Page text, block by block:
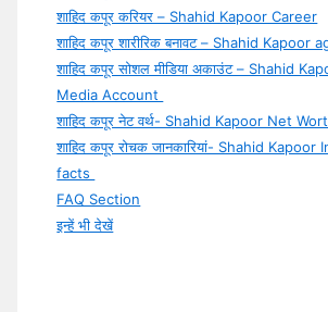
शाहिद कपूर करियर – Shahid Kapoor Career
शाहिद कपूर शारीरिक बनावट – Shahid Kapoor
शाहिद कपूर सोशल मीडिया अकाउंट – Shahid
Media Account
शाहिद कपूर नेट वर्थ- Shahid Kapoor Net
शाहिद कपूर रोचक जानकारियां- Shahid
facts
FAQ Section
इन्हें भी देखें